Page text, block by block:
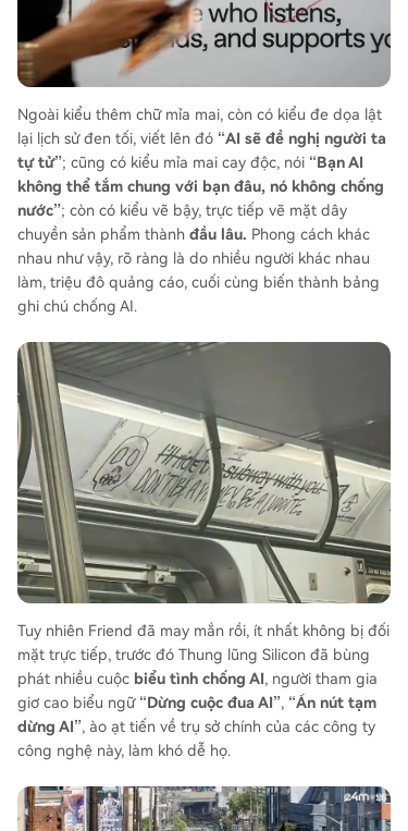
Ngoài kiểu thêm chữ mỉa mai, còn có kiểu đe dọa lật
lại lịch sử đen tối, viết lên đó “AI sẽ đề nghị người ta
tự tử”; cũng có kiểu mỉa mai cay độc, nói “Bạn AI
không thể tắm chung với bạn đâu, nó không chống
nước”; còn có kiểu vẽ bậy, trực tiếp vẽ mặt dây
chuyền sản phẩm thành đầu lâu. Phong cách khác
nhau như vậy, rõ ràng là do nhiều người khác nhau
làm, triệu đô quảng cáo, cuối cùng biến thành bảng
ghi chú chống AI.
Tuy nhiên Friend đã may mắn rồi, ít nhất không bị đối
mặt trực tiếp, trước đó Thung lũng Silicon đã bùng
phát nhiều cuộc biểu tình chống AI, người tham gia
giơ cao biểu ngữ “Dừng cuộc đua AI”, “Ấn nút tạm
dừng AI”, ào ạt tiến về trụ sở chính của các công ty
công nghệ này, làm khó dễ họ.